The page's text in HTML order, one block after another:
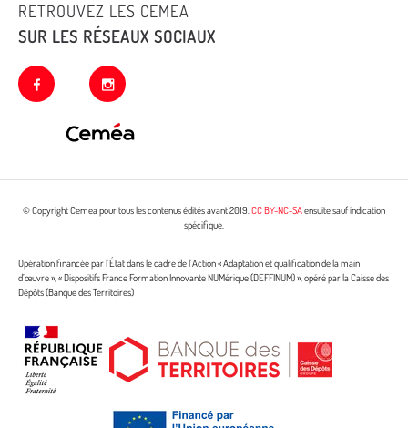
RETROUVEZ LES CEMEA
SUR LES RÉSEAUX SOCIAUX
facebook instagram
© Copyright Cemea pour tous les contenus édités avant 2019.CC BY-NC-SAensuite sauf indication
spécifique.
Opération financée par l’État dans le cadre de l’Action « Adaptation et qualification de la main
d’œuvre », « Dispositifs France Formation Innovante NUMérique (DEFFINUM) », opéré par la Caisse des
Dépôts (Banque des Territoires)